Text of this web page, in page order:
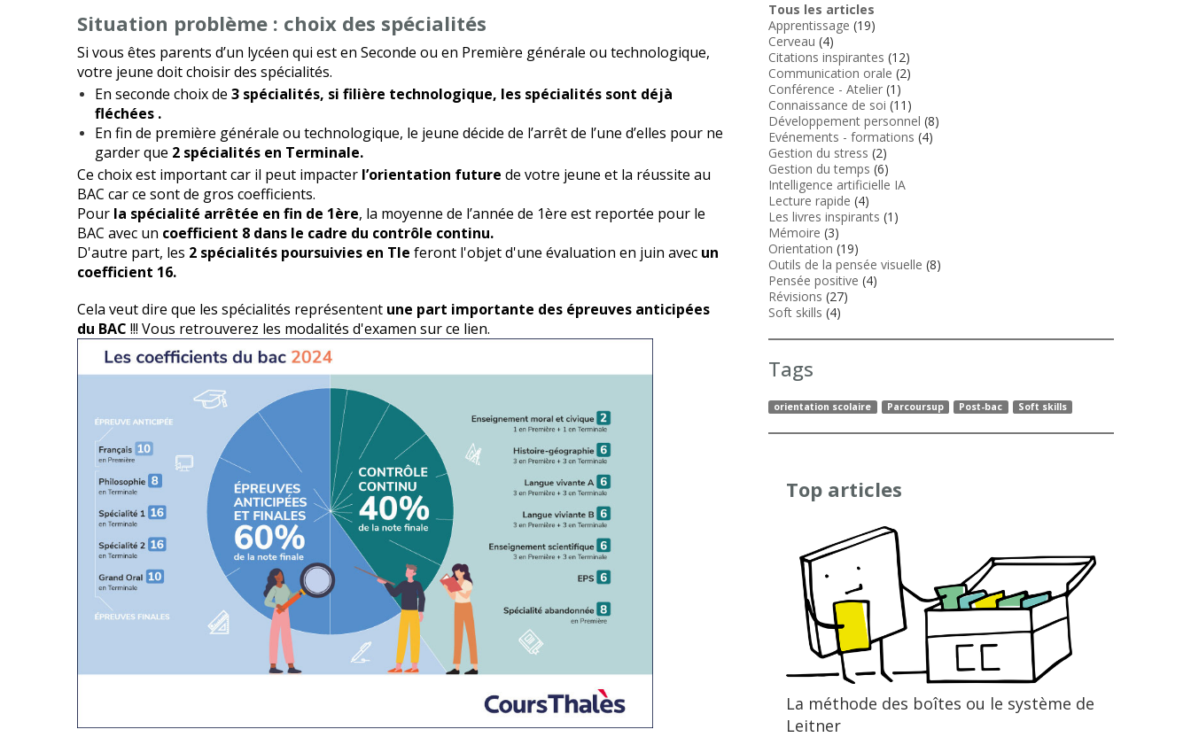
Situation problème : choix des spécialités
Si vous êtes parents d’un lycéen qui est en Seconde ou en Première générale ou technologique,
votre jeune doit choisir des spécialités.
En seconde choix de 3 spécialités, si filière technologique, les spécialités sont déjà
fléchées .
En fin de première générale ou technologique, le jeune décide de l’arrêt de l’une d’elles pour ne
garder que 2 spécialités en Terminale.
Ce choix est important car il peut impacter l’orientation future de votre jeune et la réussite au
BAC car ce sont de gros coefficients.
Pour la spécialité arrêtée en fin de 1ère, la moyenne de l’année de 1ère est reportée pour le
BAC avec un coefficient 8 dans le cadre du contrôle continu.
D'autre part, les 2 spécialités poursuivies en Tle feront l'objet d'une évaluation en juin avec un
coefficient 16.
Cela veut dire que les spécialités représentent une part importante des épreuves anticipées
du BAC !!! Vous retrouverez les modalités d'examen surce lien.
Tous les articles
Apprentissage (19)
Cerveau (4)
Citations inspirantes (12)
Communication orale (2)
Conférence - Atelier (1)
Connaissance de soi (11)
Développement personnel (8)
Evénements - formations (4)
Gestion du stress (2)
Gestion du temps (6)
Intelligence artificielle IA
Lecture rapide (4)
Les livres inspirants (1)
Mémoire (3)
Orientation (19)
Outils de la pensée visuelle (8)
Pensée positive (4)
Révisions (27)
Soft skills (4)
Tags
orientation scolaire Parcoursup Post-bac Soft skills
Top articles
La méthode des boîtes ou le système de
Leitner